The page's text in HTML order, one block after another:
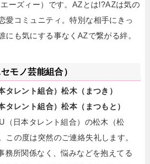
ーズィー）です。AZとは!?AZは気の
愛コミュニティ。特別な相手にきっ
にも気にする事なくAZで繋がる絆。
モノ芸能組合）
タレント組合）松木（まつき）
タレント組合）松本（まつもと）
（日本タレント組合）の松木（松
この度は突然のご連絡失礼します。
務所関係なく、悩みなどを抱えてる